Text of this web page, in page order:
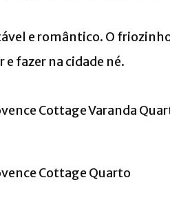
e romântico. O
fazer na cidade né.